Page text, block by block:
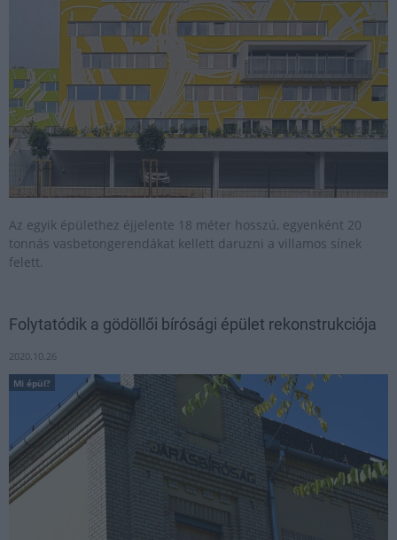
Az egyik épülethez éjjelente 18 méter hosszú, egyenként 20
tonnás vasbetongerendákat kellett daruzni a villamos sínek
felett.
Folytatódik a gödöllői bírósági épület rekonstrukciója
2020.10.26
Mi épül?